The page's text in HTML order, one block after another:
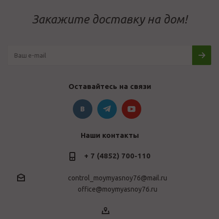
Закажите доставку на дом!
Оставайтесь на связи
Наши контакты
+ 7 (4852) 700-110
control_moymyasnoy76@mail.ru
office@moymyasnoy76.ru